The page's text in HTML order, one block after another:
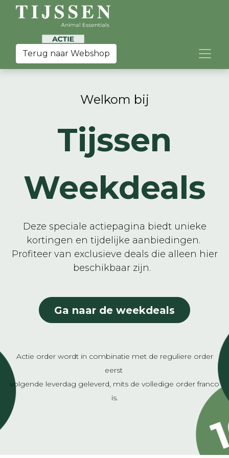
Terug naar Webshop
Welkom bij
Tijssen
Weekdeals
Deze speciale actiepagina biedt unieke
kortingen en tijdelijke aanbiedingen.
Profiteer van exclusieve deals die alleen hier
beschikbaar zijn.
Ga naar de weekdeals
Actie order wordt in combinatie met de reguliere order
eerst
volgende leverdag geleverd, mits de volledige order franco
is.